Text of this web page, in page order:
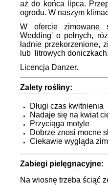
aż do końca lipca.
ogrodu. W naszym
W ofercie zimowane
Wedding' o pełnych,
ładnie przekorzenione,
lub litrowych doniczkach.
Licencja Danzer.
Zalety rośliny:
Długi czas kwitnienia
Nadaje się na kwiat
Przyciąga motyle
Dobrze znosi mocne
Ciekawie wygląda
Zabiegi pielęgnacyjne:
Na wiosnę trzeba ściąć